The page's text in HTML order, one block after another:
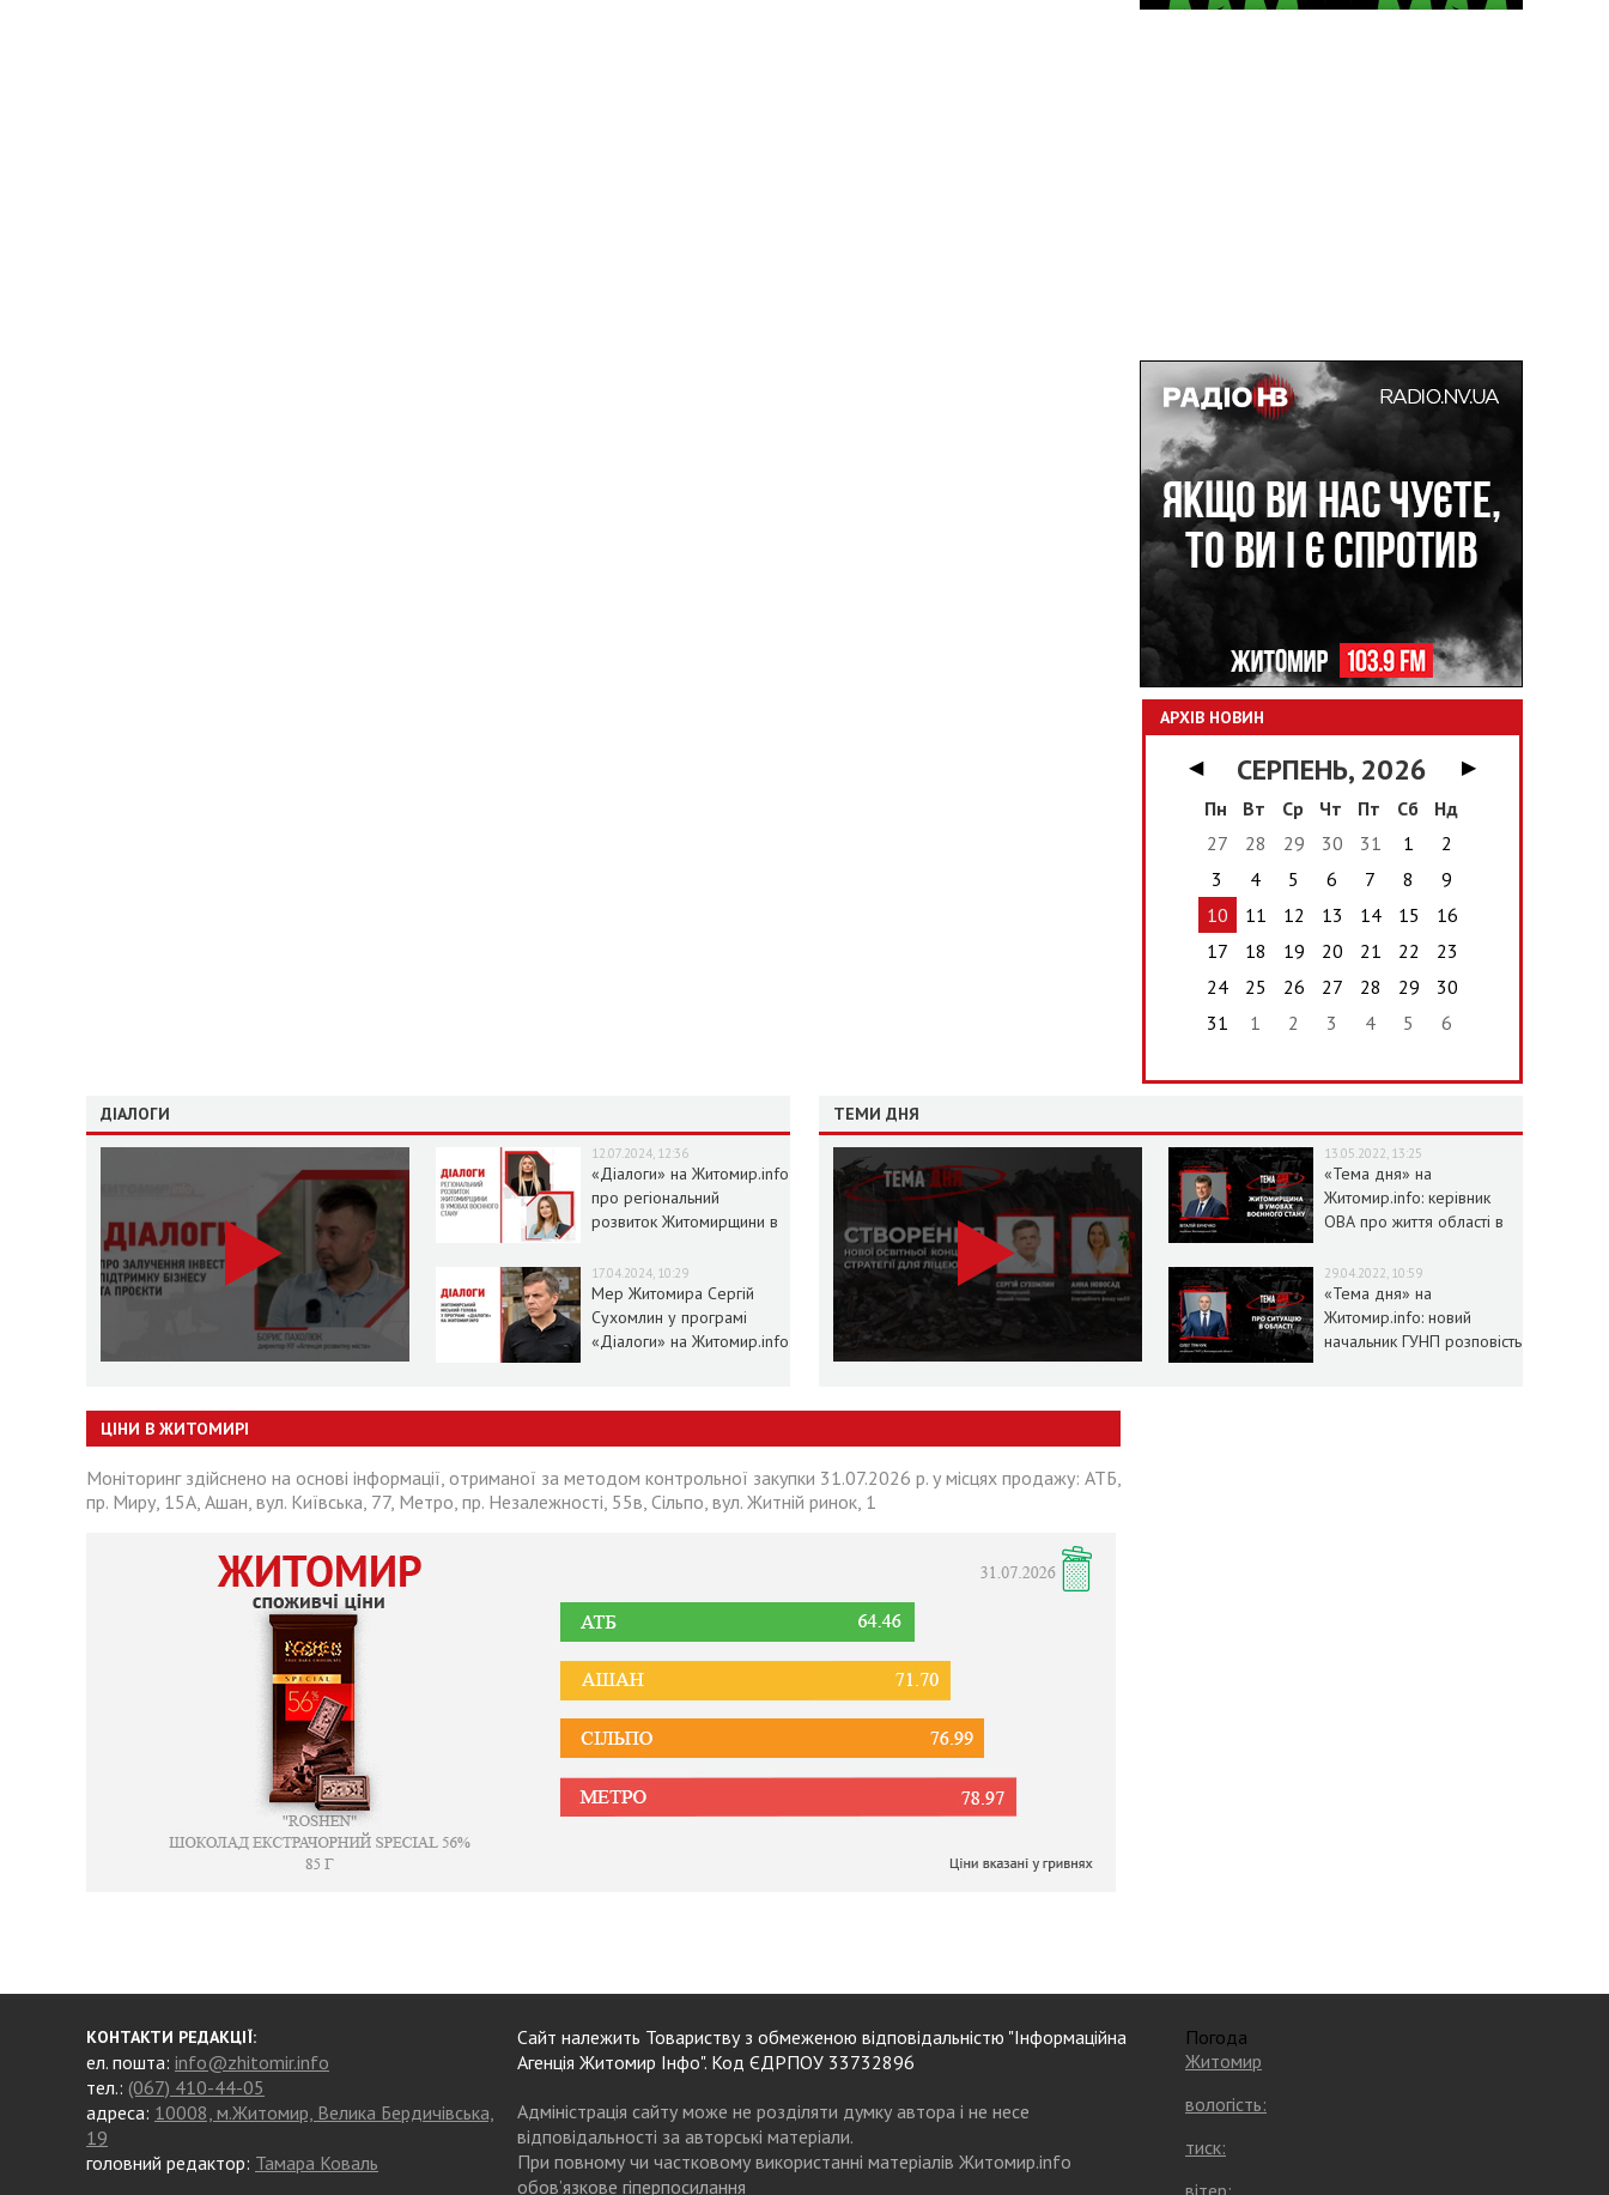
АРХІВ НОВИН
◀ СЕРПЕНЬ, 2026
▶
Пн
Вт Ср Чт Пт Сб
Нд
27
28 29 30 31 1
2
3
4 5 6 7 8
9
10
11 12 13 14 15
16
17
18 19 20 21 22
23
24
25 26 27 28 29
30
31
1 2 3 4 5 6
ДІАЛОГИ
12.07.2024, 12:36
«Діалоги» на Житомир.info
про регіональний
розвиток Житомирщини в
17.04.2024, 10:29
Мер Житомира Сергій
Сухомлин у програмі
«Діалоги» на Житомир.info
ТЕМИ ДНЯ
13.05.2022, 13:25
«Тема дня» на
Житомир.info: керівник
ОВА про життя області в
29.04.2022, 10:59
«Тема дня» на
Житомир.info: новий
начальник ГУНП розповість
ЦІНИ В ЖИТОМИРІ
Моніторинг здійснено на основі інформації, отриманої за методом контрольної закупки 31.07.2026 р. у місцях продажу: АТБ,
пр. Миру, 15А, Ашан, вул. Київська, 77, Метро, пр. Незалежності, 55в, Сільпо, вул. Житній ринок, 1
КОНТАКТИ РЕДАКЦІЇ:
ел. пошта: info@zhitomir.info
тел.: (067) 410-44-05
адреса: 10008, м.Житомир, Велика Бердичівська,
19
головний редактор: Тамара Коваль
Сайт належить Товариству з обмеженою відповідальністю "Інформаційна
Агенція Житомир Інфо". Код ЄДРПОУ 33732896
Адміністрація сайту може не розділяти думку автора і не несе
відповідальності за авторські матеріали.
При повному чи частковому використанні матеріалів Житомир.info
обов’язкове гіперпосилання
Погода
Житомир
вологість:
тиск:
вітер: